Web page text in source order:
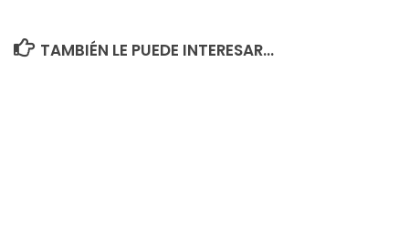
TAMBIÉN LE PUEDE INTERESAR...